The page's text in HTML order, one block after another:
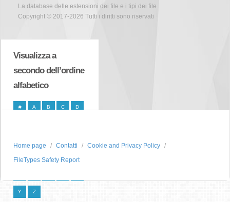
La database delle estensioni dei file e i tipi dei file
Copyright © 2017-2026 Tutti i diritti sono riservati
Visualizza a
secondo dell’ordine
alfabetico
# A B C D
O P Q R S
Y Z
Home page Contatti
Cookie and Privacy Policy
FileTypes Safety Report